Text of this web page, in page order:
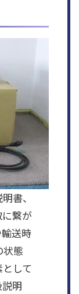
書、
繋が
送時
状態
して
明